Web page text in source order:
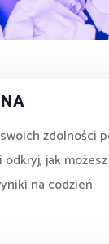
zdolności
jak
na codzień.